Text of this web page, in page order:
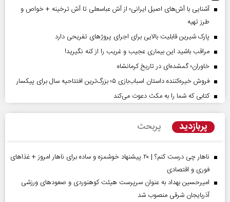
آشنایی با آش‌های اصیل ایرانی؛ از آش عباسعلی تا آش ترخینه + خواص و
طرز تهیه
پارک شیرین قابلیت‌ بالایی برای اجرای پروژهای تفریحی دارد
مراقب باشید این بیماری عجیب و غریب را از کنه نگیرید!
خاوران؛ گمشده‌ای در تاریخ کرمانشاه
فروش خیره‌کننده داستان اسباب‌بازی ۵؛ بزرگ‌ترین افتتاحیه سال برای پیکسار
کتابی که شما را به مکث دعوت می‌کند
پربازدید پربحث
ناهار چی درست کنم؟ | ۲۰ پیشنهاد خوشمزه و ساده برای ناهار امروز + غذاهای
فوری و اقتصادی
امیرحسین بهداد به عنوان سرپرست هیئت کوهنوردی و صعودهای ورزشی
آذربایجان شرقی منصوب شد